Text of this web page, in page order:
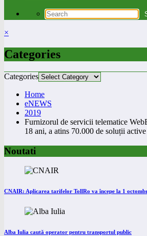
×
Categories
Categories
Home
eNEWS
2019
Furnizorul de servicii telematice
18 ani, a atins 70.000 de soluții active
Noutati
CNAIR: Aplicarea tarifelor TollRo va începe la 1
Alba Iulia caută operator pentru transportul public